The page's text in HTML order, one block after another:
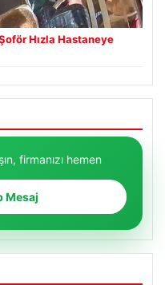
Hızla Hastaneye
firmanızı hemen
Mesaj